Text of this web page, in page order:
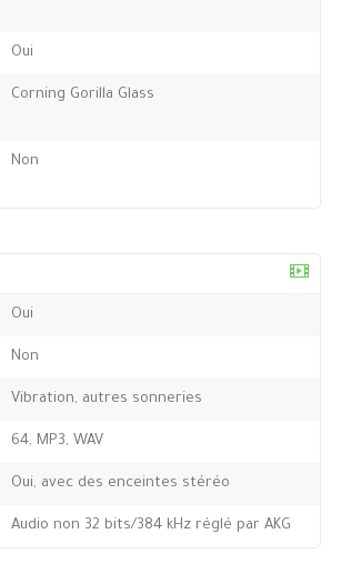
Oui
Corning Gorilla Glass
Non
Oui
Non
Vibration, autres sonneries
64, MP3, WAV
Oui, avec des enceintes stéréo
Audio non 32 bits/384 kHz réglé par AKG